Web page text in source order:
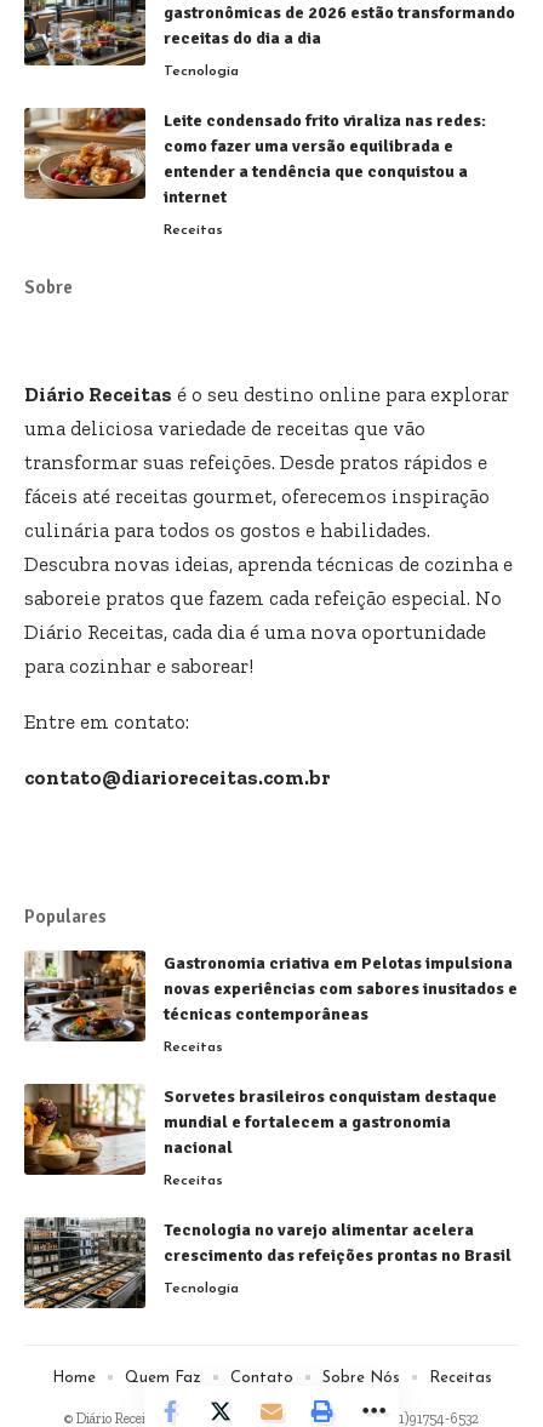
gastronômicas de 2026 estão transformando
receitas do dia a dia
Tecnologia
Leite condensado frito viraliza nas redes:
como fazer uma versão equilibrada e
entender a tendência que conquistou a
internet
Receitas
Sobre
Diário Receitas é o seu destino online para explorar
uma deliciosa variedade de receitas que vão
transformar suas refeições. Desde pratos rápidos e
fáceis até receitas gourmet, oferecemos inspiração
culinária para todos os gostos e habilidades.
Descubra novas ideias, aprenda técnicas de cozinha e
saboreie pratos que fazem cada refeição especial. No
Diário Receitas, cada dia é uma nova oportunidade
para cozinhar e saborear!
Entre em contato:
contato@diarioreceitas.com.br
Populares
Gastronomia criativa em Pelotas impulsiona
novas experiências com sabores inusitados e
técnicas contemporâneas
Receitas
Sorvetes brasileiros conquistam destaque
mundial e fortalecem a gastronomia
nacional
Receitas
Tecnologia no varejo alimentar acelera
crescimento das refeições prontas no Brasil
Tecnologia
© Diário Receitas - contato@diarioreceitas.com.br - tel.(11)91754-6532
Home Quem Faz Contato Sobre Nós Receitas